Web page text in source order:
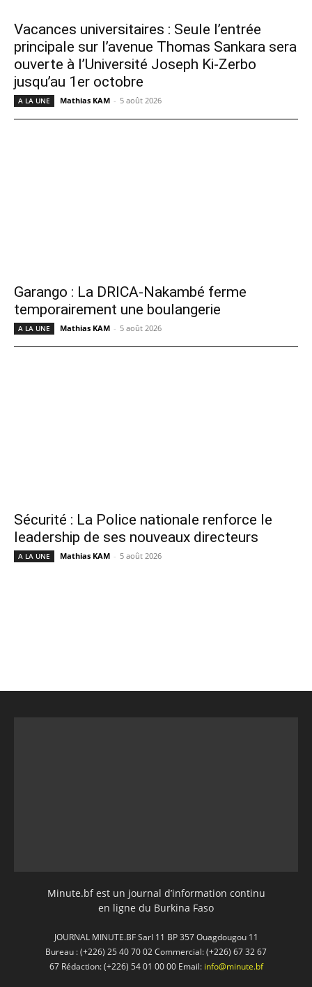
Vacances universitaires : Seule l’entrée
principale sur l’avenue Thomas Sankara sera
ouverte à l’Université Joseph Ki-Zerbo
jusqu’au 1er octobre
A LA UNE Mathias KAM - 5 août 2026
Garango : La DRICA-Nakambé ferme
temporairement une boulangerie
A LA UNE Mathias KAM - 5 août 2026
Sécurité : La Police nationale renforce le
leadership de ses nouveaux directeurs
A LA UNE Mathias KAM - 5 août 2026
Minute.bf est un journal d’information continu
en ligne du Burkina Faso
JOURNAL MINUTE.BF Sarl 11 BP 357 Ouagdougou 11
Bureau : (+226) 25 40 70 02 Commercial: (+226) 67 32 67
67 Rédaction: (+226) 54 01 00 00 Email: info@minute.bf